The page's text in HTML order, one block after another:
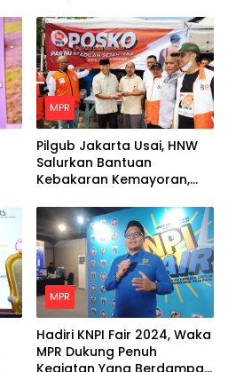
MPR
Pilgub Jakarta Usai, HNW
Salurkan Bantuan
Kebakaran Kemayoran,
Hunian Tetap Bagi Para
Korban
MPR
Hadiri KNPI Fair 2024, Waka
MPR Dukung Penuh